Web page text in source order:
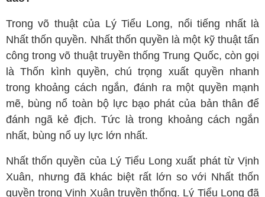
Trong võ thuật của Lý Tiểu Long, nổi tiếng nhất là
Nhất thốn quyền. Nhất thốn quyền là một kỹ thuật tấn
công trong võ thuật truyền thống Trung Quốc, còn gọi
là Thốn kình quyền, chú trọng xuất quyền nhanh
trong khoảng cách ngắn, đánh ra một quyền mạnh
mẽ, bùng nổ toàn bộ lực bạo phát của bản thân để
đánh ngã kẻ địch. Tức là trong khoảng cách ngắn
nhất, bùng nổ uy lực lớn nhất.
Nhất thốn quyền của Lý Tiểu Long xuất phát từ Vịnh
Xuân, nhưng đã khác biệt rất lớn so với Nhất thốn
quyền trong Vịnh Xuân truyền thống. Lý Tiểu Long đã